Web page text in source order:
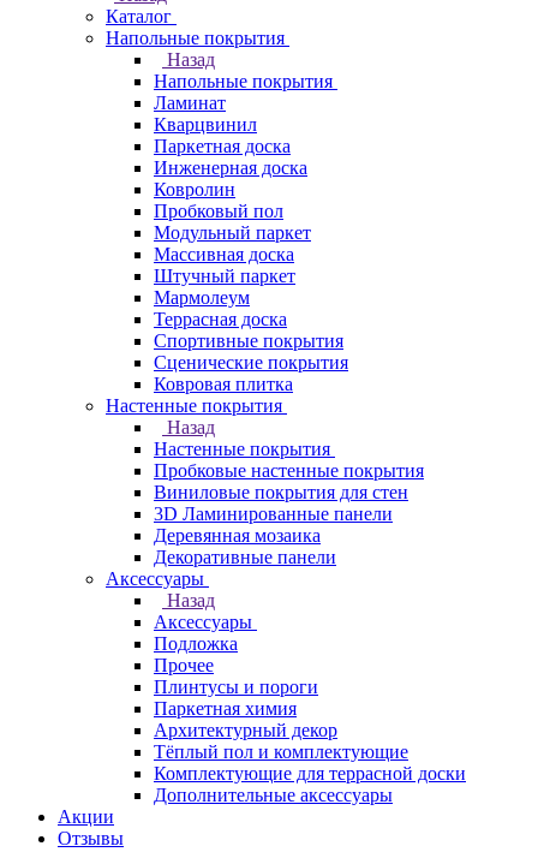
Каталог
Напольные покрытия
Назад
Напольные покрытия
Ламинат
Кварцвинил
Паркетная доска
Инженерная доска
Ковролин
Пробковый пол
Модульный паркет
Массивная доска
Штучный паркет
Мармолеум
Террасная доска
Спортивные покрытия
Сценические покрытия
Ковровая плитка
Настенные покрытия
Назад
Настенные покрытия
Пробковые настенные покрытия
Виниловые покрытия для стен
3D Ламинированные панели
Деревянная мозаика
Декоративные панели
Аксессуары
Назад
Аксессуары
Подложка
Прочее
Плинтусы и пороги
Паркетная химия
Архитектурный декор
Тёплый пол и комплектующие
Комплектующие для террасной доски
Дополнительные аксессуары
Акции
Отзывы